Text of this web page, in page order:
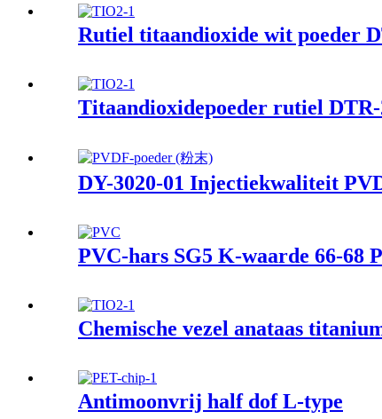
Rutiel titaandioxide wit poeder
Titaandioxidepoeder rutiel
DY-3020-01 Injectiekwaliteit
PVC-hars SG5 K-waarde 66-68
Chemische vezel anataas
Antimoonvrij half dof L-type